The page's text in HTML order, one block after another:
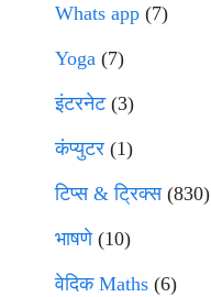
Whats app (7)
Yoga (7)
इंटरनेट(3)
कंप्युटर (1)
टिप्स & ट्रिक्स(830)
भाषणे(10)
वेदिक Maths (6)